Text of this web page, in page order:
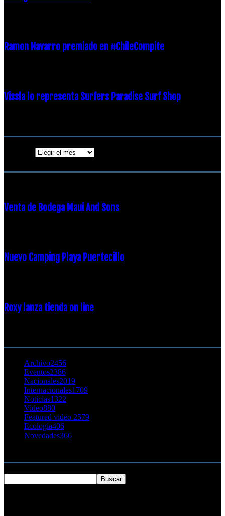
Ramon Navarro premiado en #ChileCompite
Vissla lo representa Surfers Paradise Surf Shop
Venta de Bodega Maui And Sons
Nuevo Camping Playa Puertecillo
Roxy lanza tienda on line
Archivo2456
Eventos2386
Nacionales2019
Internacionales1709
Noticias1322
Video880
Featured video 2579
Ecología406
Novedades366